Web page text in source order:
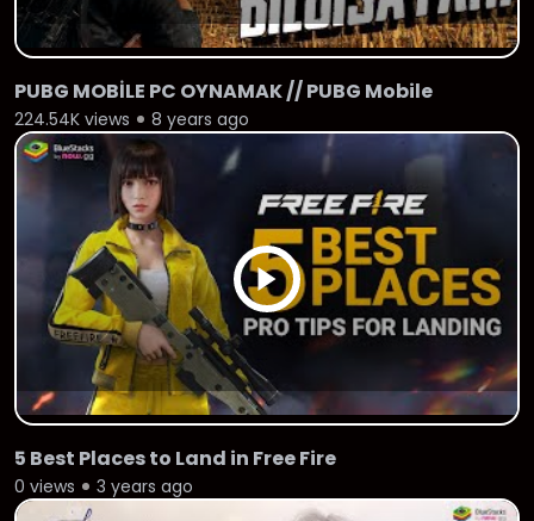
224.54K views 8 years ago
PUBG MOBİLE PC OYNAMAK // PUBG Mobile
0 views 3 years ago
5 Best Places to Land in Free Fire